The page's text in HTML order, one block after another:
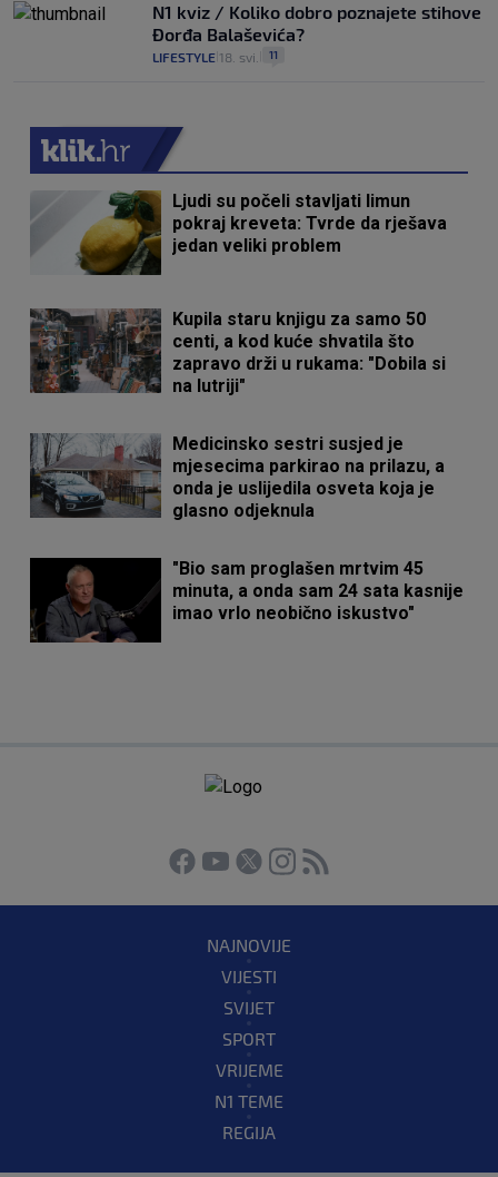
N1 kviz / Koliko dobro poznajete stihove
Đorđa Balaševića?
LIFESTYLE 18. svi. 11
Ljudi su počeli stavljati limun
pokraj kreveta: Tvrde da rješava
jedan veliki problem
Kupila staru knjigu za samo 50
centi, a kod kuće shvatila što
zapravo drži u rukama: "Dobila si
na lutriji"
Medicinsko sestri susjed je
mjesecima parkirao na prilazu, a
onda je uslijedila osveta koja je
glasno odjeknula
"Bio sam proglašen mrtvim 45
minuta, a onda sam 24 sata kasnije
imao vrlo neobično iskustvo"
NAJNOVIJE
VIJESTI
SVIJET
SPORT
VRIJEME
N1 TEME
REGIJA